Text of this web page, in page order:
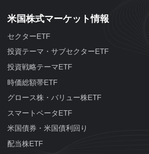
米国株式マーケット情報
セクターETF
投資テーマ・サブセクターETF
投資戦略テーマETF
時価総額帯ETF
グロース株・バリュー株ETF
スマートベータETF
米国債券・米国債利回り
配当株ETF